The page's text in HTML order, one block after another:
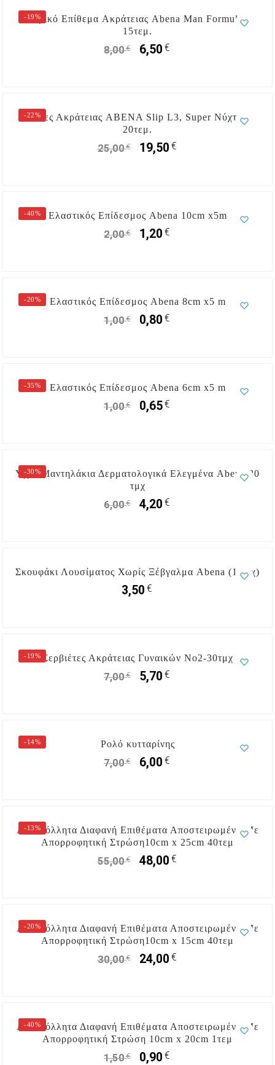
-19%
Ανδρικό Eπίθεμα Aκράτειας Abena Man Formula 2,
15τεμ.
8,00€ 6,50€
-22%
Πάνες Ακράτειας ABENA Slip L3, Super Νύχτας,
20τεμ.
25,00€ 19,50€
-40% Ελαστικός Επίδεσμος Abena 10cm x5m
2,00€ 1,20€
-20% Ελαστικός Επίδεσμος Abena 8cm x5 m
1,00€ 0,80€
-35% Ελαστικός Επίδεσμος Abena 6cm x5 m
1,00€ 0,65€
-30%
Υγρά Mαντηλάκια Δερματολογικά Ελεγμένα Abena 80
τμχ
6,00€ 4,20€
Σκουφάκι Λουσίματος Χωρίς Ξέβγαλμα Abena (1 τμχ)
3,50€
-19% Σερβιέτες Ακράτειας Γυναικών No2-30τμχ
7,00€ 5,70€
-14% Ρολό κυτταρίνης
7,00€ 6,00€
-13%
Αυτοκόλλητα Διαφανή Επιθέματα Αποστειρωμένα Με
Απορροφητική Στρώση10cm x 25cm 40τεμ
55,00€ 48,00€
-20%
Αυτοκόλλητα Διαφανή Επιθέματα Αποστειρωμένα Με
Απορροφητική Στρώση10cm x 15cm 40τεμ
30,00€ 24,00€
-40%
Αυτοκόλλητα Διαφανή Επιθέματα Αποστειρωμένα Με
Απορροφητική Στρώση 10cm x 20cm 1τεμ
1,50€ 0,90€